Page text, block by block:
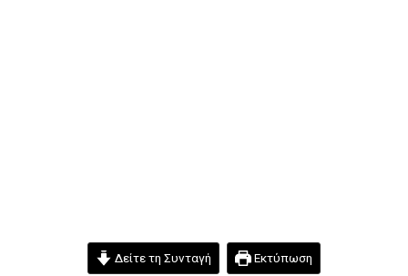
Δείτε τη Συνταγή Εκτύπωση